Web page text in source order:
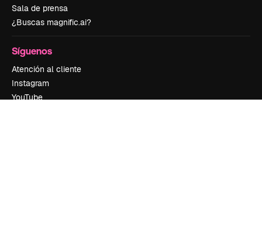
Sala de prensa
¿Buscas magnific.ai?
Síguenos
Atención al cliente
Instagram
YouTube